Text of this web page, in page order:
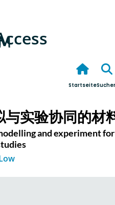
Startseite
与实验协同的材
and experiment